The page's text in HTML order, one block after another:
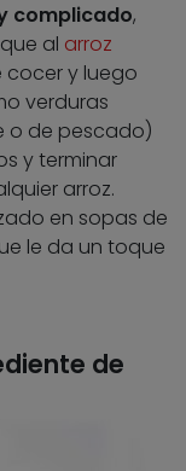
complicado,
al arroz
cocer y luego
verduras
o de pescado)
y terminar
arroz.
en sopas de
le da un toque
de